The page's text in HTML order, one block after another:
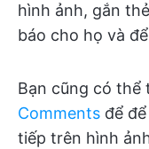
hình ảnh, gắn
báo cho họ và
Bạn cũng có thể
Comments để
tiếp trên hình